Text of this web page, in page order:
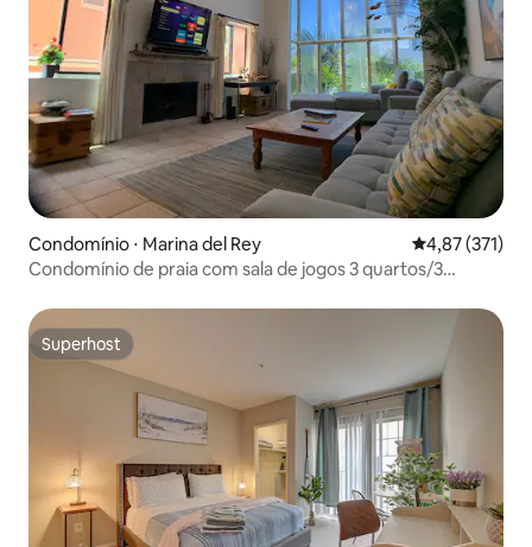
Condomínio ⋅ Marina del Rey 4,87 de uma
4,87 (371)
Condomínio de praia com sala de jogos 3 quartos/3
Superhost
Superhost